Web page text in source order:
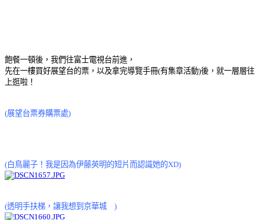
飽餐一頓後，我們往富士電視台前進，
先在一樓買好展望台的票，以及拿完導覽手冊(有集章活動)後，就一層層往
上逛啦！
(展望台票券購票處)
(白鳥麗子！我是因為伊藤英明的短片而認識她的XD)
(透明手扶梯，讓我想到京華城 )